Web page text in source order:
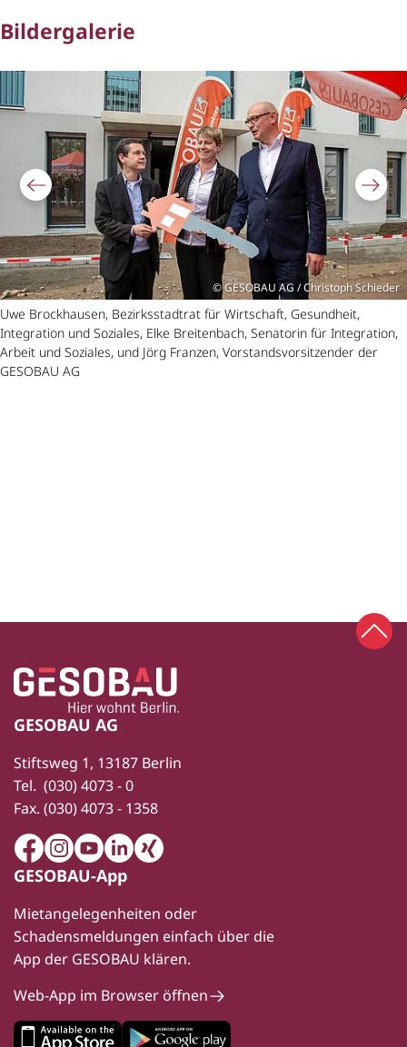
Bildergalerie
Bildergalerie überspringen
GESOBAU AG / Christoph Schieder
Uwe Brockhausen, Bezirksstadtrat für Wirtschaft, Gesundheit,
Integration und Soziales, Elke Breitenbach, Senatorin für Integration,
Arbeit und Soziales, und Jörg Franzen, Vorstandsvorsitzender der
GESOBAU AG
Fußbereich
Zur Startseite
GESOBAU AG
Stiftsweg 1, 13187 Berlin
Tel. (030) 4073 - 0
Fax. (030) 4073 - 1358
FacebookInstagram
YoutubeLinkedIn
Xing
GESOBAU-App
Mietangelegenheiten oder
Schadensmeldungen einfach über die
App der GESOBAU klären.
Web-App im Browser öffnen